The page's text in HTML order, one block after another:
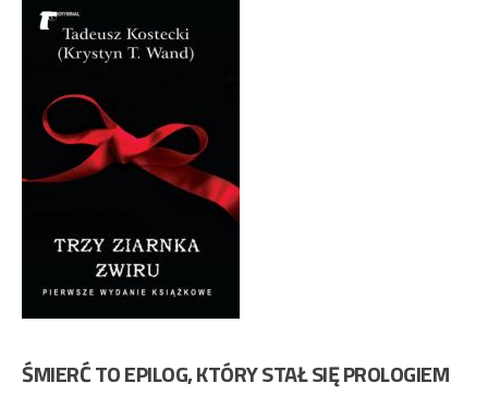
ŚMIERĆ TO EPILOG, KTÓRY STAŁ SIĘ PROLOGIEM